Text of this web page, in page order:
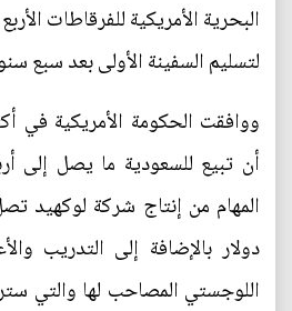
البحرية الأمريكية للفرقاطات
لتسليم السفينة الأولى بعد سبع
ووافقت الحكومة الأمريكية في
أن تبيع للسعودية ما يصل إلى
دولار بالإضافة إلى التدريب
اللوجستي المصاحب لها والتي